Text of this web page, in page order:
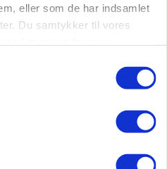
eller som de har indsamlet
Du samtykker til vores